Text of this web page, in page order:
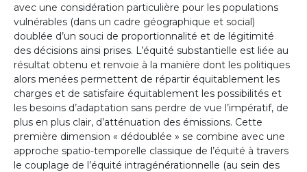
avec une considération particulière pour les populations
vulnérables (dans un cadre géographique et social)
doublée d’un souci de proportionnalité et de légitimité
des décisions ainsi prises. L’équité substantielle est liée au
résultat obtenu et renvoie à la manière dont les politiques
alors menées permettent de répartir équitablement les
charges et de satisfaire équitablement les possibilités et
les besoins d’adaptation sans perdre de vue l’impératif, de
plus en plus clair, d’atténuation des émissions. Cette
première dimension « dédoublée » se combine avec une
approche spatio-temporelle classique de l’équité à travers
le couplage de l’équité intragénérationnelle (au sein des